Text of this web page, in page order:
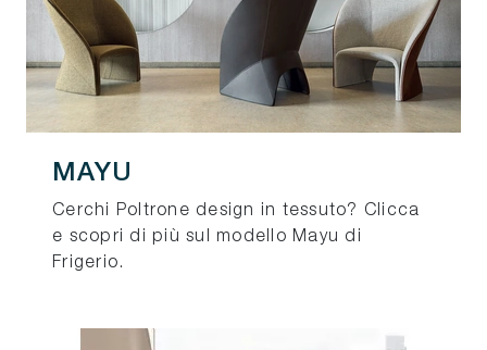
MAYU
Cerchi Poltrone design in tessuto? Clicca
e scopri di più sul modello Mayu di
Frigerio.